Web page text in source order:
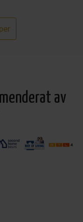
av